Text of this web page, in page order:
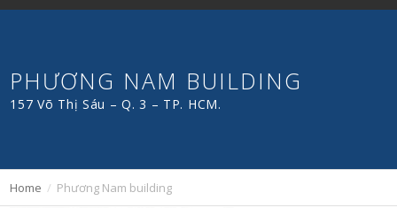
PHƯƠNG NAM BUILDING
157 Võ Thị Sáu – Q. 3 – TP. HCM.
Home Phương Nam building